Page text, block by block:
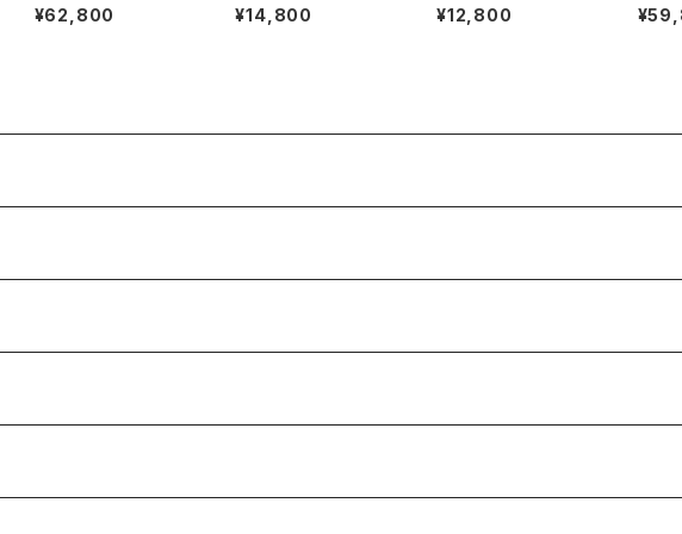
9 Rock Is Dead Ban
d Tee
¥62,800
Apocalypse Movie
Promo Tee
¥14,800
Days Of Peace & M
usic Band Tee
¥12,800
nger